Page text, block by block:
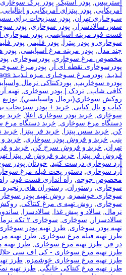
استریپس, پودر استیک, پودر پرک سوخاری
آمریکایی, پودر پیتزای آمریکایی و ایتالیایی,
سـوخـاری تهران, پودر سبزیجات برای سس
سس سالادسزار , پودر سوخاری, پودر
فست فود مرینه اسپایسی, پودر سوخاری
سوخاری و پودر پیتزا, پودر فلیمر , پودر
چند مدل, پودر مرینه مرغ اسپایسی,
مخصوص مرغ سوخاری, پودرسوخاری,
پودرسوخاری نقطه آی آر , پودرمـرغ
لـذیـذ, پودرمـرغ سـوخـاری مـزه لـذیـذ Tags: آرد سوخاری
پودره سوخاریپ, پوردکنتاکی نرمال
کافی شاپ., تردک | پودر سوخاری, تهيه
روکش سوخاري(نرمال واسپايسي),
کباب و بال کبابی, خرید + پودر سبزیجات
سوخاری, خرید پودر سوخاری اعلا, خرید
دستگاه مرغ سوخاری, خرید دستگاه مرغ
کن, خرید سس پیتزا, خرید فر پیتزا, خرید
پنی, خرید و فروش پودر سوخاری, خرید
تهران, خرید و فروش سرخ کن, خرید و
فروش فر پیتزا, خرید و فروش فر پیتزا
آرد سوخاری درست کنید, خودتان پودر
آرد سوخاری, دستور پخت فیله مرغ
مخصوص جوجه, راه اندازی فست فود,
سوخاری, رستوران, رستوران های زنجیره
سوخاری خوشمزه, روش تهیه پودر
سوخاری, روش تهیه ی مرغ کنتاکی,
نرمال, سالاد و پیش غذا, سالادسزا,
سالادسزار , سوخاری, سوخاری ۲ تکه نرمال
تهیه پودر سوخاری, طرز تهیه پودر
طرز تهیه فیله مرغ سوخاری, طرز تهیه
در فر , طرز تهیه مرغ سوخاری, طرز
طرز تهیه مرغ سوخاری - کی اف سی
طرز تهیه مرغ سوخاری خوشمزه, طرز
طرز تهیه مرغ کنتاکی خانگی, طرز تهیه